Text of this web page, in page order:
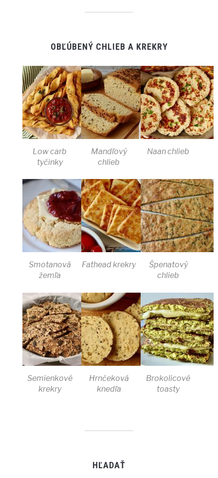
OBĽÚBENÝ CHLIEB A KREKRY
Low carb
tyčinky
Mandľový
chlieb
Naan chlieb
Smotanová
žemľa
Fathead krekry
Špenatový
chlieb
Semienkové
krekry
Hrnčeková
knedľa
Brokolicové
toasty
HĽADAŤ